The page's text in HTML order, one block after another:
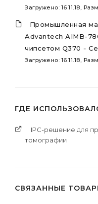
Загружено: 16.11.18,
Промышленная
Advantech AIMB-
чипсетом Q370 -
Загружено: 16.11.18,
ГДЕ
IPC-решение для
томографии
СВЯЗАННЫЕ